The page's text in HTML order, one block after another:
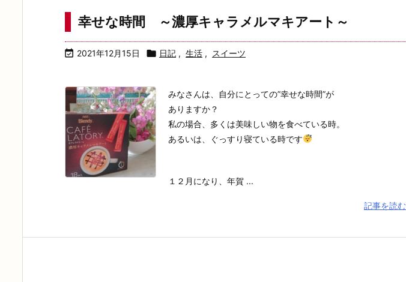
幸せな時間 ～濃厚キャラメルマキアート～
 2021年12月15日  日記 , 生活 , スイーツ
みなさんは、自分にとっての”幸せな時間”が
ありますか？
私の場合、多くは美味しい物を食べている時。
あるいは、ぐっすり寝ている時です
１２月になり、年賀 ...
記事を読む